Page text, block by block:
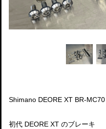
Shimano DEORE XT BR-MC70
初代 DEORE XT のブレーキ